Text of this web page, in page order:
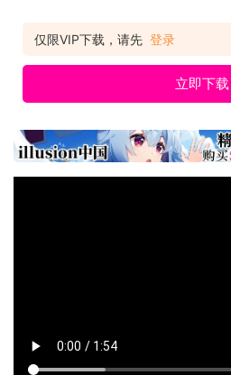
仅限VIP下载，请先 登录
立即下载